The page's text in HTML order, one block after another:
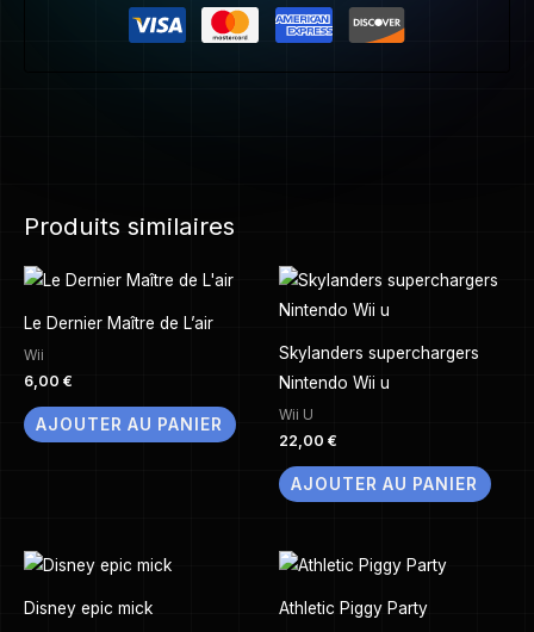
Produits similaires
Le Dernier Maître de L’air
Wii
6,00 €
AJOUTER AU PANIER
Skylanders superchargers
Nintendo Wii u
Wii U
22,00 €
AJOUTER AU PANIER
Disney epic mick Athletic Piggy Party